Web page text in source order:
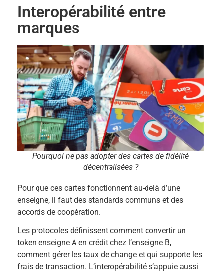
Interopérabilité entre
marques
Pourquoi ne pas adopter des cartes de fidélité
décentralisées ?
Pour que ces cartes fonctionnent au-delà d’une
enseigne, il faut des standards communs et des
accords de coopération.
Les protocoles définissent comment convertir un
token enseigne A en crédit chez l’enseigne B,
comment gérer les taux de change et qui supporte les
frais de transaction. L’interopérabilité s’appuie aussi